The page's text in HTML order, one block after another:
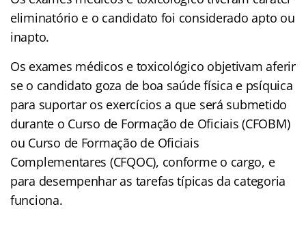
eliminatório e o candidato foi considerado apto ou
inapto.
Os exames médicos e toxicológico objetivam aferir
se o candidato goza de boa saúde física e psíquica
para suportar os exercícios a que será submetido
durante o Curso de Formação de Oficiais (CFOBM)
ou Curso de Formação de Oficiais
Complementares (CFQOC), conforme o cargo, e
para desempenhar as tarefas típicas da categoria
funciona.